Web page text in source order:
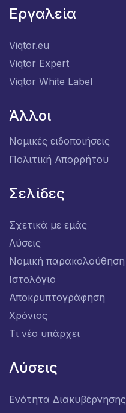
Εργαλεία
Viqtor.eu
Viqtor Expert
Viqtor White Label
Άλλοι
Νομικές ειδοποιήσεις
Πολιτική Απορρήτου
Σελίδες
Σχετικά με εμάς
Λύσεις
Νομική παρακολούθηση
Ιστολόγιο
Αποκρυπτογράφηση
Χρόνιος
Τι νέο υπάρχει
Λύσεις
Ενότητα Διακυβέρνησης